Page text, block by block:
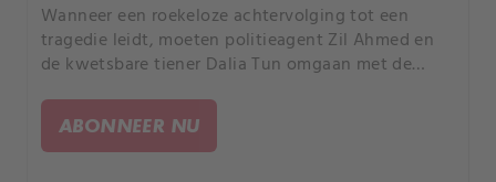
Wanneer een roekeloze achtervolging tot een
tragedie leidt, moeten politieagent Zil Ahmed en
de kwetsbare tiener Dalia Tun omgaan met de
ABONNEER NU